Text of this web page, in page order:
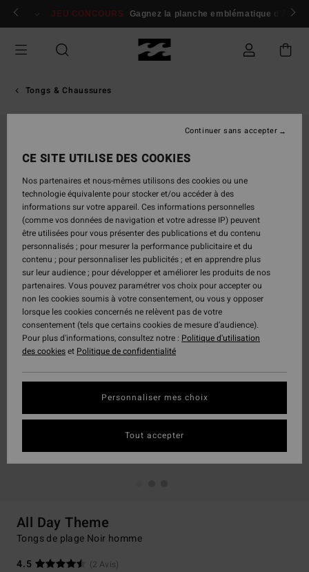
Passer
Se connecter / s'inscrire
JEU CONCOURS Gagnez la planche emblématique d'Andy
Tongs & Chaussures
All Day Theme
Tongs de plage Noir homme
4.5
(2 Avis)
CE SITE UTILISE DES COOKIES
Nos partenaires et nous-mêmes utilisons des cookies ou une
technologie équivalente pour stocker et/ou accéder à des
informations sur votre appareil. Ces informations personnelles
(comme vos données de navigation et votre adresse IP) peuvent
être utilisées pour vous présenter des publications et du contenu
personnalisés ; pour mesurer la performance publicitaire et du
contenu ; pour personnaliser les publicités ; et en apprendre plus
sur leur audience ; pour développer et améliorer les produits de nos
partenaires. Vous pouvez paramétrer vos choix pour accepter ou
non les cookies soumis à votre consentement, ou vous y opposer
lorsque les cookies concernés ne relèvent pas de votre
consentement (tels que certains cookies de mesure d’audience).
Pour plus d'informations, consultez notre : Politique d'utilisation
des cookieset Politique de confidentialité
Personnaliser mes choix
Continuer sans accepter
Tout accepter